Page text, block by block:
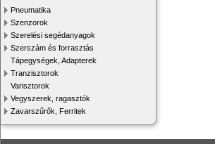
Pneumatika
Szenzorok
Szerelési segédanyagok
Szerszám és forrasztás
Tápegységek, Adapterek
Tranzisztorok
Varisztorok
Vegyszerek, ragasztók
Zavarszűrők, Ferritek